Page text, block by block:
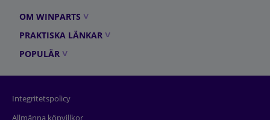
OM WINPARTS
PRAKTISKA LÄNKAR
POPULÄR
Integritetspolicy